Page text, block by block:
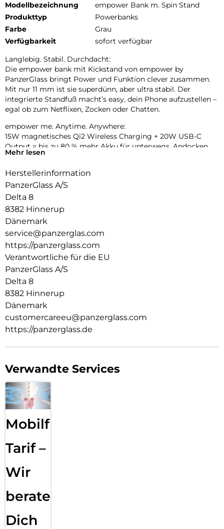
Modellbezeichnung
empower Bank m. Spin Stand
Produkttyp
Powerbanks
Farbe
Grau
Verfügbarkeit
sofort verfügbar
Langlebig. Stabil. Durchdacht:
Die empower bank mit Kickstand von empower by
PanzerGlass bringt Power und Funktion clever zusammen.
Mit nur 11 mm ist sie superdünn, aber ultra stabil. Der
integrierte Standfuß macht’s easy, dein Phone aufzustellen –
egal ob zum Netflixen, Zocken oder Chatten.
empower me. Anytime. Anywhere:
15W magnetisches Qi2 Wireless Charging + 20W USB-C
Output = bis zu 80 % mehr Akku für unterwegs. Andocken,
laden, weitermachen – ganz ohne Kabelsalat. Und das Beste:
Plastikverpackung.
Mehr lesen
Herstellerinformation
PanzerGlass A/S
Delta 8
8382 Hinnerup
Dänemark
service@panzerglas.com
https://panzerglass.com
Verantwortliche für die EU
PanzerGlass A/S
Delta 8
8382 Hinnerup
Dänemark
customercareeu@panzerglass.com
https://panzerglass.de
Verwandte Services
Mobilfunk
Tarif –
Wir
beraten
Dich